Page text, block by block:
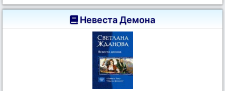
Невеста Демона